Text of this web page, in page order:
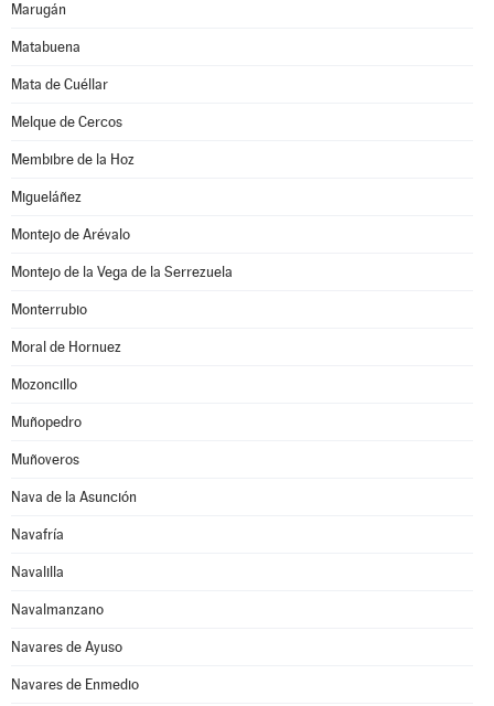
Marugán
Matabuena
Mata de Cuéllar
Melque de Cercos
Membibre de la Hoz
Migueláñez
Montejo de Arévalo
Montejo de la Vega de la Serrezuela
Monterrubio
Moral de Hornuez
Mozoncillo
Muñopedro
Muñoveros
Nava de la Asunción
Navafría
Navalilla
Navalmanzano
Navares de Ayuso
Navares de Enmedio